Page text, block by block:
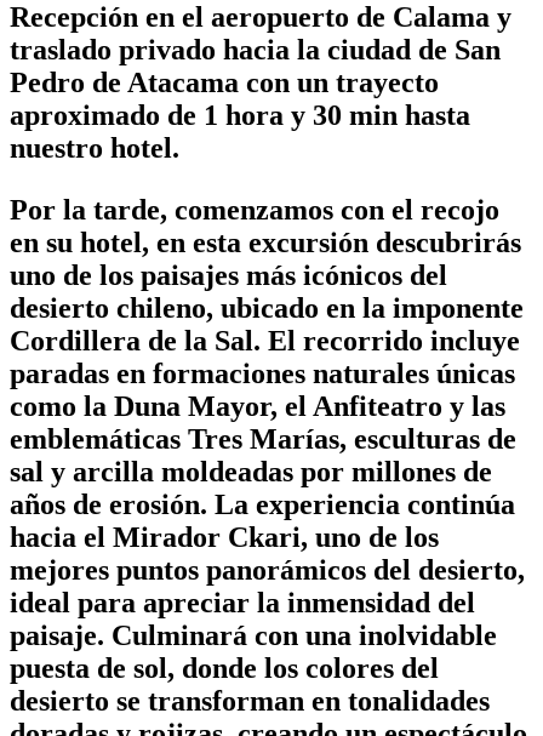
Recepción en el aeropuerto de Calama y
traslado privado hacia la ciudad de San
Pedro de Atacama con un trayecto
aproximado de 1 hora y 30 min hasta
nuestro hotel.
Por la tarde, comenzamos con el recojo
en su hotel, en esta excursión descubrirás
uno de los paisajes más icónicos del
desierto chileno, ubicado en la imponente
Cordillera de la Sal. El recorrido incluye
paradas en formaciones naturales únicas
como la Duna Mayor, el Anfiteatro y las
emblemáticas Tres Marías, esculturas de
sal y arcilla moldeadas por millones de
años de erosión. La experiencia continúa
hacia el Mirador Ckari, uno de los
mejores puntos panorámicos del desierto,
ideal para apreciar la inmensidad del
paisaje. Culminará con una inolvidable
puesta de sol, donde los colores del
desierto se transforman en tonalidades